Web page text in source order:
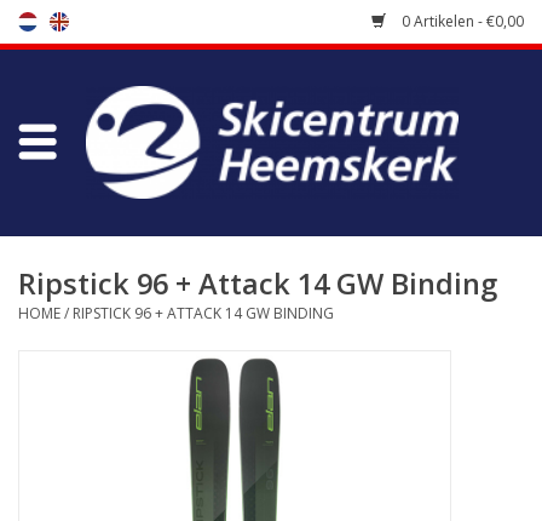
0 Artikelen - €0,00
Winkel
Bootfitting
Ripstick 96 + Attack 14 GW Binding
HOME/ RIPSTICK 96 + ATTACK 14 GW BINDING